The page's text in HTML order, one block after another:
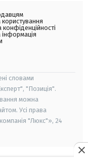
конфіденційності
інформація
словами
"Позиція".
можна
Усі права
"Люкс"», 24